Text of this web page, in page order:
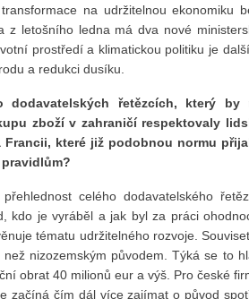
na udržitelnou ekonomiku
z letošního ledna má dva nové
prostředí a klimatickou politiku je
a redukci dusíku.
dodavatelských řetězcích, který by
zboží v zahraničí respektovaly
které již podobnou normu
celého dodavatelského
kdo je vyráběl a jak byl za práci
tématu udržitelného rozvoje.
nizozemským původem. Týká se to
obrat 40 milionů eur a výš. Pro české
začíná čím dál více zajímat o původ